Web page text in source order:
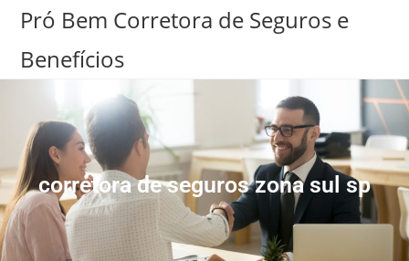
Pró Bem Corretora de Seguros e
Benefícios
corretora de seguros zona sul sp